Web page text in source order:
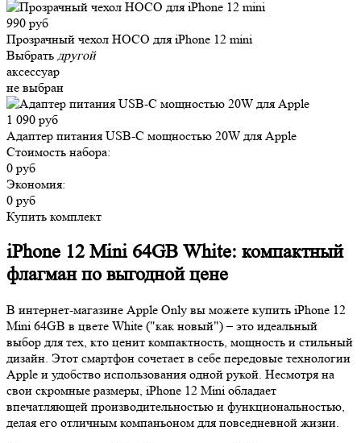
990 руб
Прозрачный чехол HOCO для iPhone 12 mini
Выбрать другой
аксессуар
не выбран
1 090 руб
Адаптер питания USB-C мощностью 20W для Apple
Стоимость набора:
0 руб
Экономия:
0 руб
Купить комплект
iPhone 12 Mini 64GB White: компактный
флагман по выгодной цене
В интернет-магазине Apple Only вы можете купить iPhone 12
Mini 64GB в цвете White ("как новый") – это идеальный
выбор для тех, кто ценит компактность, мощность и стильный
дизайн. Этот смартфон сочетает в себе передовые технологии
Apple и удобство использования одной рукой. Несмотря на
свои скромные размеры, iPhone 12 Mini обладает
впечатляющей производительностью и функциональностью,
делая его отличным компаньоном для повседневной жизни.